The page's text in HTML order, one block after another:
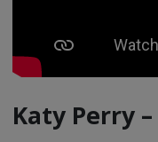
Katy Perry